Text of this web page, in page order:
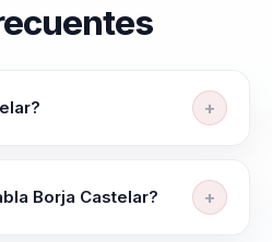
y conferenciante
artificial, Power Skills,
Borja Castelar?